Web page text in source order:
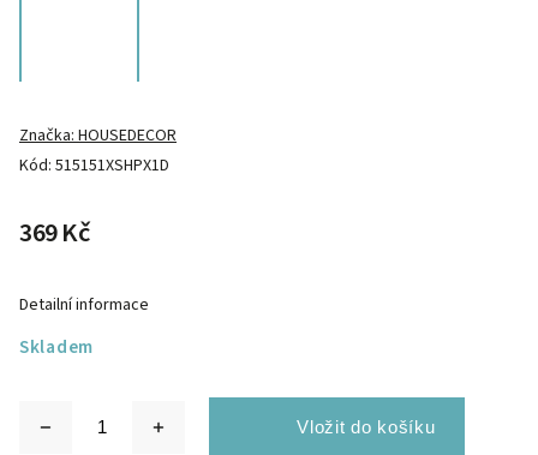
Kód: 515151XSHPX1D
Značka:HOUSEDECOR
369 Kč
Skladem
Detailní informace